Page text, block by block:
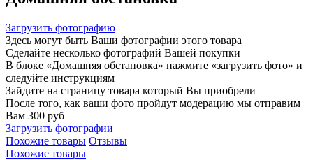
Загрузить фотографию
Здесь могут быть Ваши фотографии этого товара
Сделайте несколько фотографий Вашей покупки
В блоке «Домашняя обстановка» нажмите «загрузить фото» и
следуйте инструкциям
Зайдите на страницу товара который Вы приобрели
После того, как ваши фото пройдут модерацию мы отправим
Вам 300 руб
Загрузить фотографии
Похожие товары Отзывы
Похожие товары